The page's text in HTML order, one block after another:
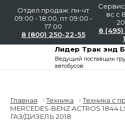
Отдел продаж: пн-чт
09:00 - 18:00, пт 09:00 -
17:00
8 (800) 250-22-55
вс с
8
Лидер Трак энд
Ведущий поставщик
автобусов
Главная Техника
Техника с
MERCEDES-BENZ ACTROS 1844
ГАЗ/ДИЗЕЛЬ 2018